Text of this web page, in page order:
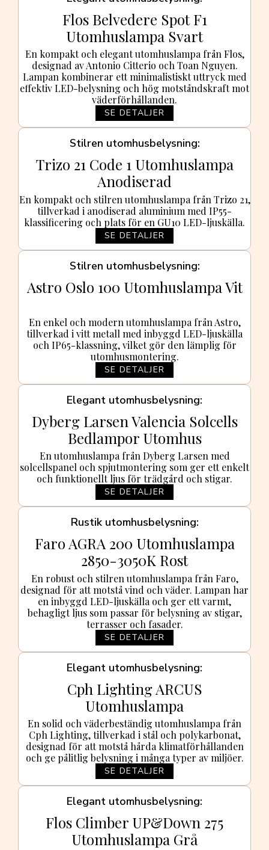
Flos Belvedere Spot F1
Utomhuslampa Svart
En kompakt och elegant utomhuslampa från Flos,
designad av Antonio Citterio och Toan Nguyen.
Lampan kombinerar ett minimalistiskt uttryck med
effektiv LED-belysning och hög motståndskraft mot
väderförhållanden.
SE DETALJER
Stilren utomhusbelysning
Trizo 21 Code 1 Utomhuslampa
Anodiserad
En kompakt och stilren utomhuslampa från Trizo 21,
tillverkad i anodiserad aluminium med IP55-
klassificering och plats för en GU10 LED-ljuskälla.
SE DETALJER
Stilren utomhusbelysning
Astro Oslo 100 Utomhuslampa Vit
En enkel och modern utomhuslampa från Astro,
tillverkad i vitt metall med inbyggd LED-ljuskälla
och IP65-klassning, vilket gör den lämplig för
utomhusmontering.
SE DETALJER
Elegant utomhusbelysning
Dyberg Larsen Valencia Solcells
Bedlampor Utomhus
En utomhuslampa från Dyberg Larsen med
solcellspanel och spjutmontering som ger ett enkelt
och funktionellt ljus för trädgård och stigar.
SE DETALJER
Rustik utomhusbelysning
Faro AGRA 200 Utomhuslampa
2850-3050K Rost
En robust och stilren utomhuslampa från Faro,
designad för att motstå vind och väder. Lampan har
en inbyggd LED-ljuskälla och ger ett varmt,
behagligt ljus som passar för belysning av stigar,
terrasser och fasader.
SE DETALJER
Elegant utomhusbelysning
Cph Lighting ARCUS
Utomhuslampa
En solid och väderbeständig utomhuslampa från
Cph Lighting, tillverkad i stål och polykarbonat,
designad för att motstå hårda klimatförhållanden
och ge pålitlig belysning i många typer av miljöer.
SE DETALJER
Elegant utomhusbelysning
Flos Climber UP&Down 275
Utomhuslampa Grå